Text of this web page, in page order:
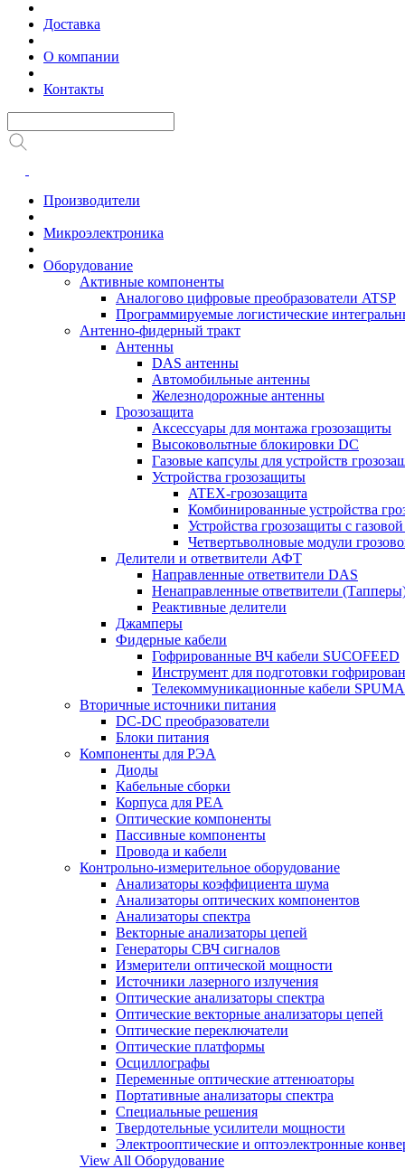
Доставка
О компании
Контакты
Производители
Микроэлектроника
Оборудование
Активные компоненты
Аналогово цифровые преобразователи ATSP
Программируемые логистические
Антенно-фидерный тракт
Антенны
DAS антенны
Автомобильные антенны
Железнодорожные антенны
Грозозащита
Аксессуары для монтажа грозозащиты
Высоковольтные блокировки DC
Газовые капсулы для устройств
Устройства грозозащиты
ATEX-грозозащита
Комбинированные устройства
Устройства грозозащиты с
Четвертьволновые модули
Делители и ответвители АФТ
Направленные ответвители DAS
Ненаправленные ответвители
Реактивные делители
Джамперы
Фидерные кабели
Гофрированные ВЧ кабели SUCOFEED
Инструмент для подготовки
Телекоммуникационные кабели SPUMA
Вторичные источники питания
DC-DC преобразователи
Блоки питания
Компоненты для РЭА
Диоды
Кабельные сборки
Корпуса для РЕА
Оптические компоненты
Пассивные компоненты
Провода и кабели
Контрольно-измерительное оборудование
Анализаторы коэффициента шума
Анализаторы оптических компонентов
Анализаторы спектра
Векторные анализаторы цепей
Генераторы СВЧ сигналов
Измерители оптической мощности
Источники лазерного излучения
Оптические анализаторы спектра
Оптические векторные анализаторы цепей
Оптические переключатели
Оптические платформы
Осциллографы
Переменные оптические аттенюаторы
Портативные анализаторы спектра
Специальные решения
Твердотельные усилители мощности
Электрооптические и оптоэлектронные
View All Оборудование